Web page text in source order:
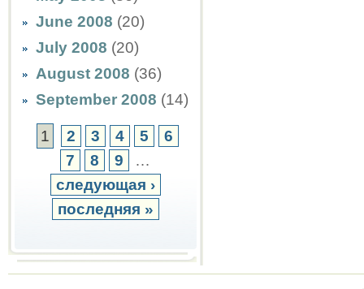
June 2008 (20)
July 2008 (20)
August 2008 (36)
September 2008 (14)
1 2 3 4 5
6
7
8 9
…
следующая ›
последняя »